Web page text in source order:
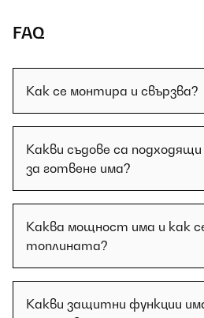
FAQ
Как се монтира и свързва?
Какви съдове са подходящи
за готвене има?
Каква мощност има и как
топлината?
Какви защитни функции